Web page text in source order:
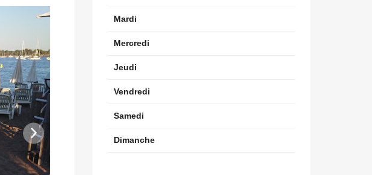
Mardi
Mercredi
Jeudi
Vendredi
Samedi
Dimanche